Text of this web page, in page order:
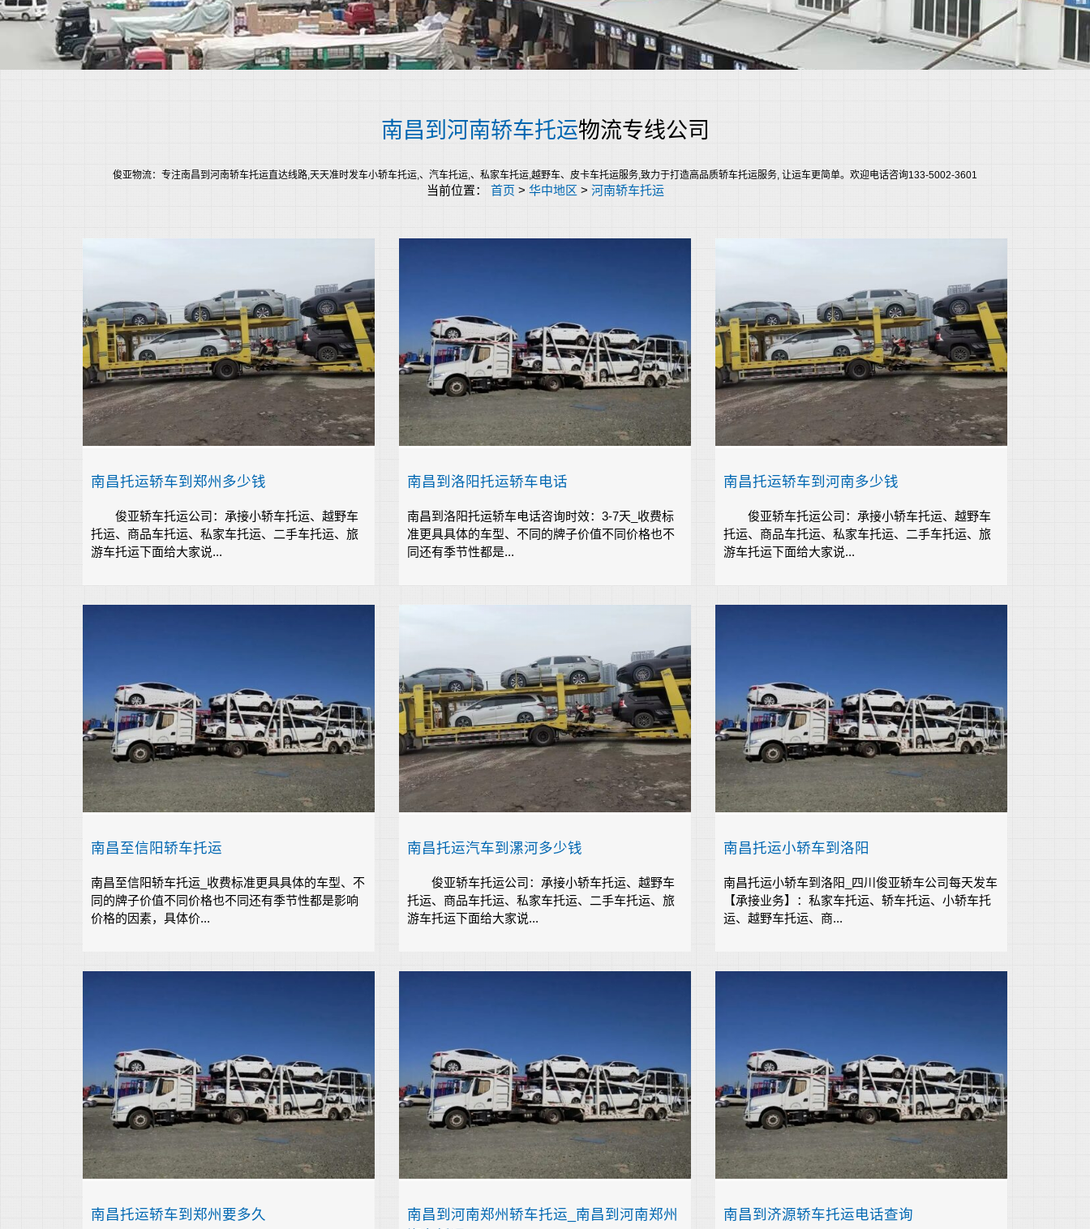
南昌到河南轿车托运物流专线公司
俊亚物流：专注南昌到河南轿车托运直达线路,天天准时发车小轿车托运,、汽车托运,、私家车托运,越野车、皮卡车托运服务,致力于打造高品质轿车托运服务, 让运车更简单。欢迎电话咨询133-5002-3601
当前位置： 首页 > 华中地区 > 河南轿车托运
南昌托运轿车到郑州多少钱
俊亚轿车托运公司：承接小轿车托运、越野车
托运、商品车托运、私家车托运、二手车托运、旅
游车托运下面给大家说...
南昌到洛阳托运轿车电话
南昌到洛阳托运轿车电话咨询时效：3-7天_收费标
准更具具体的车型、不同的牌子价值不同价格也不
同还有季节性都是...
南昌托运轿车到河南多少钱
俊亚轿车托运公司：承接小轿车托运、越野车
托运、商品车托运、私家车托运、二手车托运、旅
游车托运下面给大家说...
南昌至信阳轿车托运
南昌至信阳轿车托运_收费标准更具具体的车型、不
同的牌子价值不同价格也不同还有季节性都是影响
价格的因素，具体价...
南昌托运汽车到漯河多少钱
俊亚轿车托运公司：承接小轿车托运、越野车
托运、商品车托运、私家车托运、二手车托运、旅
游车托运下面给大家说...
南昌托运小轿车到洛阳
南昌托运小轿车到洛阳_四川俊亚轿车公司每天发车
【承接业务】：私家车托运、轿车托运、小轿车托
运、越野车托运、商...
南昌托运轿车到郑州要多久
南昌到河南郑州轿车托运_南昌到河南郑州
南昌到济源轿车托运电话查询